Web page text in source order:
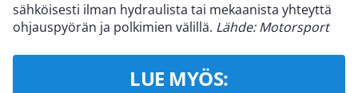
sähköisesti ilman hydraulista tai mekaanista yhteyttä
ohjauspyörän ja polkimien välillä. Lähde: Motorsport
LUE MYÖS: